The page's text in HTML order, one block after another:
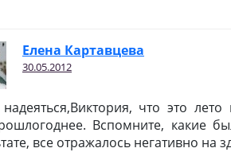
Елена Картавцева
30.05.2012
что это
Вспомните, какие
все отражалось негативно на